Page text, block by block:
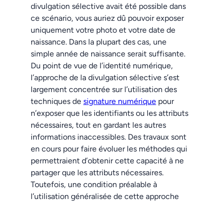
divulgation sélective avait été possible dans
ce scénario, vous auriez dû pouvoir exposer
uniquement votre photo et votre date de
naissance. Dans la plupart des cas, une
simple année de naissance serait suffisante.
Du point de vue de l’identité numérique,
l’approche de la divulgation sélective s’est
largement concentrée sur l’utilisation des
techniques designature numérique pour
n’exposer que les identifiants ou les attributs
nécessaires, tout en gardant les autres
informations inaccessibles. Des travaux sont
en cours pour faire évoluer les méthodes qui
permettraient d’obtenir cette capacité à ne
partager que les attributs nécessaires.
Toutefois, une condition préalable à
l’utilisation généralisée de cette approche